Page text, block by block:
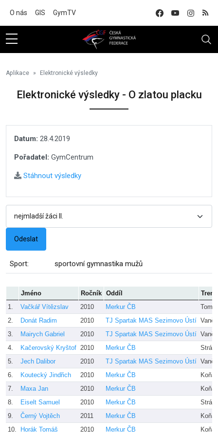
O nás GIS GymTV
Aplikace Elektronické výsledky
Elektronické výsledky - O zlatou placku
Datum: 28.4.2019
Pořadatel: GymCentrum
Stáhnout výsledky
Sport: sportovní gymnastika mužů
Jméno Ročník Oddíl
1.
Vačkář Vítězslav 2010 Merkur ČB
2.
Donát Radim 2010 TJ Spartak MAS Sezimovo Ústí
3.
Mairych Gabriel 2010 TJ Spartak MAS Sezimovo Ústí
4.
Kačerovský Kryštof 2010 Merkur ČB
5.
Jech Dalibor 2010 TJ Spartak MAS Sezimovo Ústí
6.
Koutecký Jindřich 2010 Merkur ČB
7.
Maxa Jan 2010 Merkur ČB
8.
Eiselt Samuel 2010 Merkur ČB
9.
Černý Vojtěch 2011 Merkur ČB
10.
Horák Tomáš 2010 Merkur ČB